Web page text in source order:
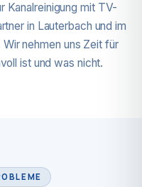
Kanalreinigung mit TV-
in Lauterbach und im
nehmen uns Zeit für
ist und was nicht.